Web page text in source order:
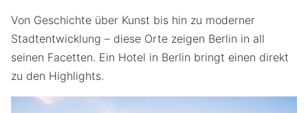
Von Geschichte über Kunst bis hin zu moderner
Stadtentwicklung – diese Orte zeigen Berlin in all
seinen Facetten. Ein Hotel in Berlin bringt einen direkt
zu den Highlights.